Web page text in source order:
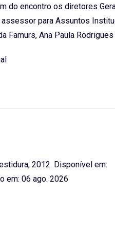
do encontro os diretores
para Assuntos
Famurs, Ana Paula
2012. Disponível em:
em: 06 ago. 2026